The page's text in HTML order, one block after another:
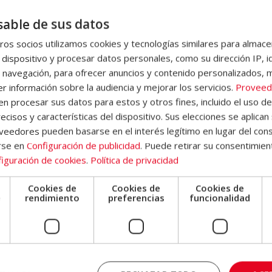
la manipulación, la persuasión y el engaño en entornos digitales
Aprenderás a identificar las diferentes variantes de phishing (correo,
entre otros) y a diseñar estrategias de prevención y detección.
de ataque en aplicaciones y sitios web, como inyecciones SQL,
tanto su funcionamiento como las medidas para mitigarlos.
las utilidades más empleadas en auditorías de seguridad y
éticas de hacking.
Aprenderás cómo actuar frente a una brecha de seguridad, desde
y fortalecimiento de los sistemas.
práctica lo aprendido mediante escenarios de ataque y defensa
que te permitirán hacer un seguimiento de tu progreso
de sus datos
socios utilizamos cookies y tecnologías similares para
dispositivo y procesar datos personales, como su dirección IP,
para ofrecer anuncios y contenido personalizados,
información sobre la audiencia y mejorar los servicios.
procesar sus datos para estos y otros fines, incluido el uso
y características del dispositivo. Sus elecciones se
pueden basarse en el interés legítimo en lugar del
en Configuración de publicidad. Puede retirar su
de cookies. Política de privacidad
Cookies de
rendimiento
Cookies de
preferencias
Cookies de
funcionalidad